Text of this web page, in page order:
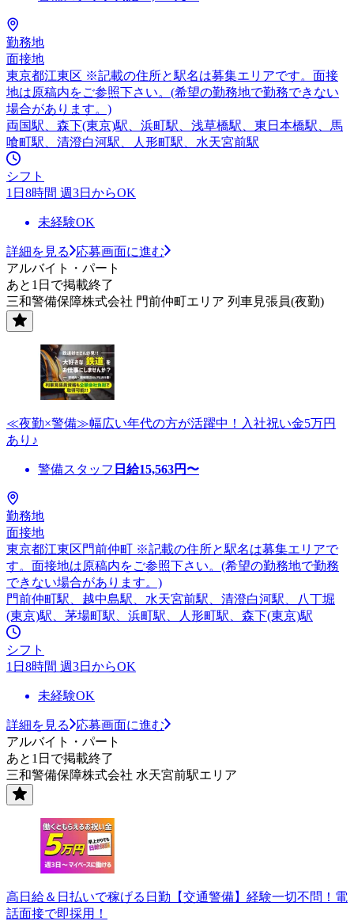
勤務地
面接地
東京都江東区 ※記載の住所と駅名は募集エリアです。面接
地は原稿内をご参照下さい。(希望の勤務地で勤務できない
場合があります。)
両国駅、森下(東京)駅、浜町駅、浅草橋駅、東日本橋駅、馬
喰町駅、清澄白河駅、人形町駅、水天宮前駅
シフト
1日8時間 週3日からOK
未経験OK
詳細を見る
応募画面に進む
アルバイト・パート
あと1日で掲載終了
三和警備保障株式会社 門前仲町エリア 列車見張員(夜勤)
≪夜勤×警備≫幅広い年代の方が活躍中！入社祝い金5万円
あり♪
警備スタッフ 日給15,563円〜
勤務地
面接地
東京都江東区門前仲町 ※記載の住所と駅名は募集エリアで
す。面接地は原稿内をご参照下さい。(希望の勤務地で勤務
できない場合があります。)
門前仲町駅、越中島駅、水天宮前駅、清澄白河駅、八丁堀
(東京)駅、茅場町駅、浜町駅、人形町駅、森下(東京)駅
シフト
1日8時間 週3日からOK
未経験OK
詳細を見る
応募画面に進む
アルバイト・パート
あと1日で掲載終了
三和警備保障株式会社 水天宮前駅エリア
高日給＆日払いで稼げる日勤【交通警備】経験一切不問！電
話面接で即採用！